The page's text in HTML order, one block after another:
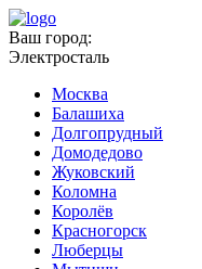
Ваш город:
Электросталь
Москва
Балашиха
Долгопрудный
Домодедово
Жуковский
Коломна
Королёв
Красногорск
Люберцы